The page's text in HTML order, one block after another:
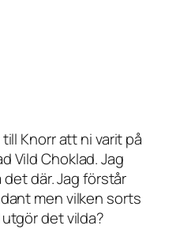
till Knorr att ni varit på
Vild Choklad. Jag
där. Jag förstår
men vilken sorts
det vilda?